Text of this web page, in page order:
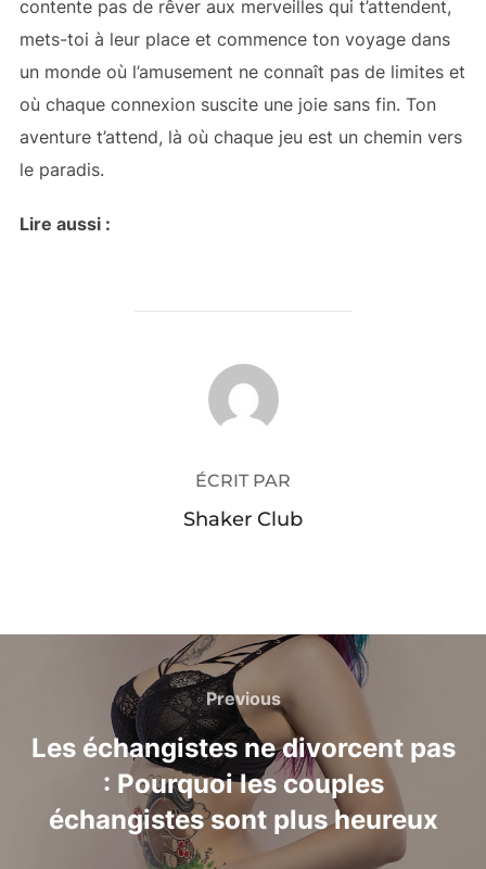
contente pas de rêver aux merveilles qui t’attendent,
mets-toi à leur place et commence ton voyage dans
un monde où l’amusement ne connaît pas de limites et
où chaque connexion suscite une joie sans fin. Ton
aventure t’attend, là où chaque jeu est un chemin vers
le paradis.
Lire aussi :
AUTEUR DE LA PUBLICATION
ÉCRIT PAR
Shaker Club
Navigation
l’article
Previous
Previous
Les échangistes ne divorcent pas
: Pourquoi les couples
échangistes sont plus heureux